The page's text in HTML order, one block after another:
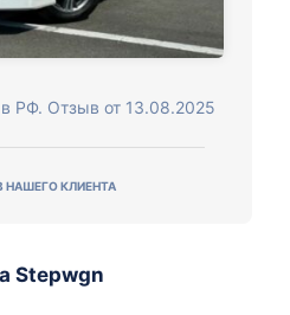
РФ. Отзыв от 13.08.2025
НАШЕГО КЛИЕНТА
Stepwgn